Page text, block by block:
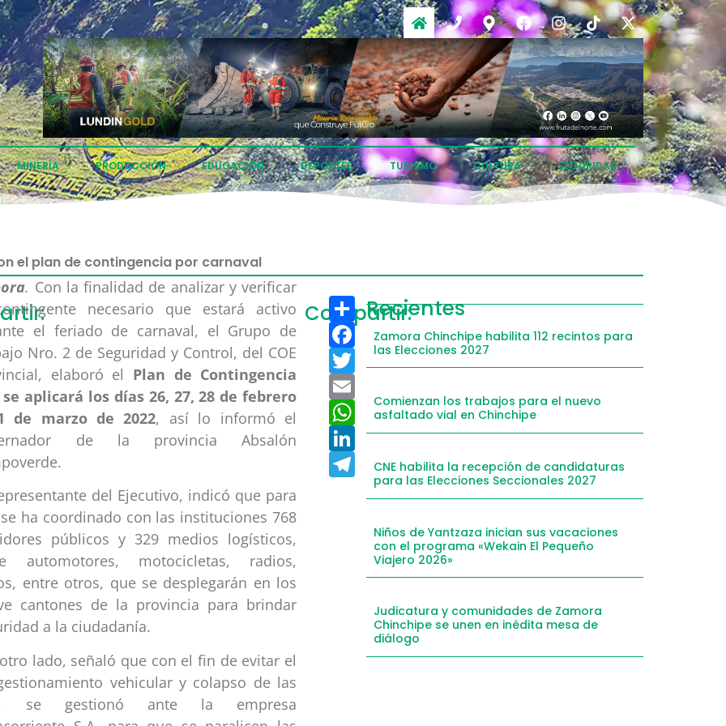
MINERÍA PRODUCCIÓN EDUCACIÓN DEPORTES TURISMO CULTURA SEGURIDAD
el plan de contingencia por carnaval
. Con la finalidad de analizar y verificar
necesario que estará activo
el feriado de carnaval, el Grupo de
Nro. 2 de Seguridad y Control, del COE
elaboró el Plan de Contingencia
aplicará los días 26, 27, 28 de febrero
de marzo de 2022, así lo informó el
de la provincia Absalón
del Ejecutivo, indicó que para
ha coordinado con las instituciones 768
públicos y 329 medios logísticos,
automotores, motocicletas, radios,
entre otros, que se desplegarán en los
cantones de la provincia para brindar
a la ciudadanía.
lado, señaló que con el fin de evitar el
vehicular y colapso de las
se gestionó ante la empresa
Compartir:
Compartir
Facebook
Twitter
WhatsApp
LinkedIn
Telegram
Recientes
Zamora Chinchipe habilita 112 recintos para
las Elecciones 2027
Comienzan los trabajos para el nuevo
asfaltado vial en Chinchipe
CNE habilita la recepción de candidaturas
para las Elecciones Seccionales 2027
Niños de Yantzaza inician sus vacaciones
con el programa «Wekain El Pequeño
Viajero 2026»
Judicatura y comunidades de Zamora
Chinchipe se unen en inédita mesa de
diálogo